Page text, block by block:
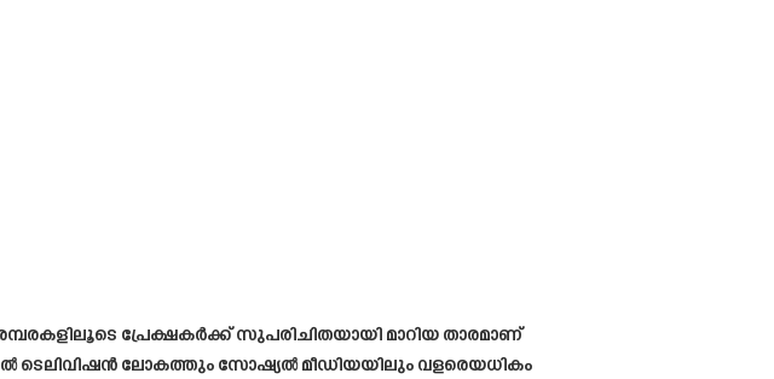
പ്രേക്ഷകർക്ക് സുപരിചിതയായി മാറിയ താരമാണ്
ടെലിവിഷൻ ലോകത്തും സോഷ്യൽ മീഡിയയിലും വളരെയധികം